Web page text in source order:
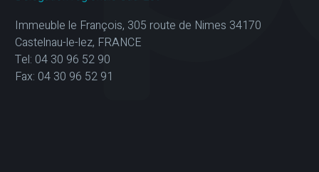
Immeuble le François, 305 route de Nimes 34170
Castelnau-le-lez, FRANCE
Tel: 04 30 96 52 90
Fax: 04 30 96 52 91